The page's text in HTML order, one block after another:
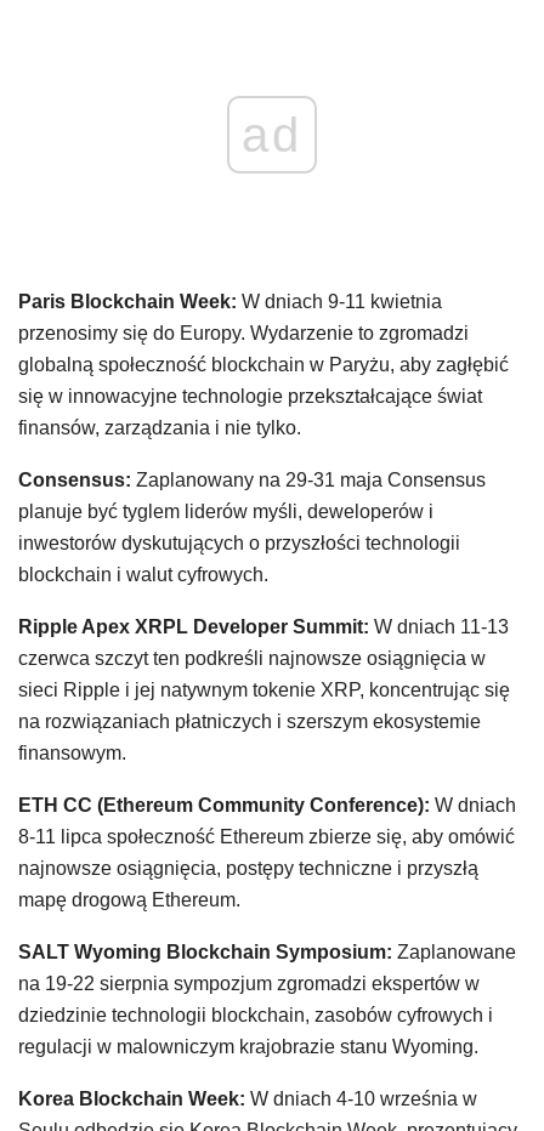
ad
Paris Blockchain Week: W dniach 9-11 kwietnia
przenosimy się do Europy. Wydarzenie to zgromadzi
globalną społeczność blockchain w Paryżu, aby zagłębić
się w innowacyjne technologie przekształcające świat
finansów, zarządzania i nie tylko.
Consensus: Zaplanowany na 29-31 maja Consensus
planuje być tyglem liderów myśli, deweloperów i
inwestorów dyskutujących o przyszłości technologii
blockchain i walut cyfrowych.
Ripple Apex XRPL Developer Summit: W dniach 11-13
czerwca szczyt ten podkreśli najnowsze osiągnięcia w
sieci Ripple i jej natywnym tokenie XRP, koncentrując się
na rozwiązaniach płatniczych i szerszym ekosystemie
finansowym.
ETH CC (Ethereum Community Conference): W dniach
8-11 lipca społeczność Ethereum zbierze się, aby omówić
najnowsze osiągnięcia, postępy techniczne i przyszłą
mapę drogową Ethereum.
SALT Wyoming Blockchain Symposium: Zaplanowane
na 19-22 sierpnia sympozjum zgromadzi ekspertów w
dziedzinie technologii blockchain, zasobów cyfrowych i
regulacji w malowniczym krajobrazie stanu Wyoming.
Korea Blockchain Week: W dniach 4-10 września w